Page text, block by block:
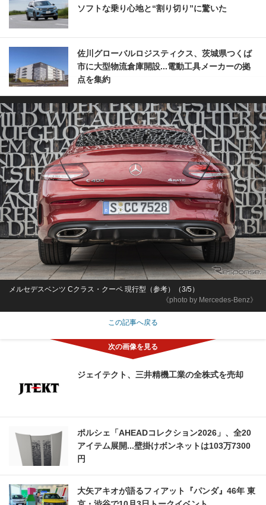
ソフトな乗り心地と“割り切り”に驚いた
佐川グローバルロジスティクス、茨城県つくば
市に大型物流倉庫開設...電動工具メーカーの拠
点を集約
《photo by Mercedes-Benz》
メルセデスベンツ Cクラス・クーペ 現行型（参考）（3/5）
この記事へ戻る
ジェイテクト、三井精機工業の全株式を売却
ポルシェ「AHEADコレクション2026」、全20
アイテム展開...壁掛けボンネットは103万7300
円
大矢アキオが語るフィアット『パンダ』46年 東